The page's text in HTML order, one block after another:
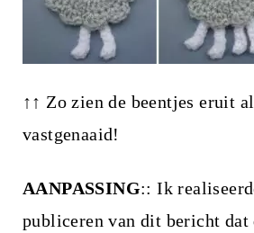
↑↑ Zo zien de beentjes eruit
vastgenaaid!
AANPASSING:: Ik
publiceren van dit bericht dat